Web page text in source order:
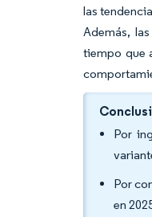
las
Además,
tiempo que
Por
Por
en